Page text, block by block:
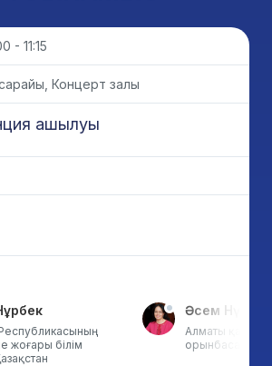
- 11:15
Концерт залы
ашылуы
жоғары білім
Әсем
Алматы қаласы
орынбасары,